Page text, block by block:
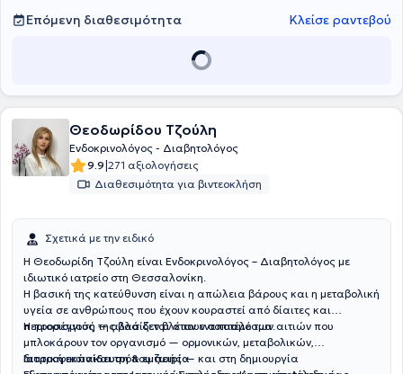
Επόμενη διαθεσιμότητα Κλείσε ραντεβού
Θεοδωρίδου Τζούλη
Ενδοκρινολόγος - Διαβητολόγος
9.9|271 αξιολογήσεις
Διαθεσιμότητα για βιντεοκλήση
Σχετικά με την ειδικό
Η Θεοδωρίδη Τζούλη είναι Ενδοκρινολόγος – Διαβητολόγος με
ιδιωτικό ιατρείο στη Θεσσαλονίκη.
Η βασική της κατεύθυνση είναι η απώλεια βάρους και η μεταβολική
υγεία σε ανθρώπους που έχουν κουραστεί από δίαιτες και
περιορισμούς — αλλά δεν βλέπουν αποτέλεσμα.
Η προσέγγισή της βασίζεται στον εντοπισμό των αιτιών που
μπλοκάρουν τον οργανισμό — ορμονικών, μεταβολικών,
διατροφικών και τρόπου ζωής — και στη δημιουργία
Iατρική εκπαίδευση & εμπειρία